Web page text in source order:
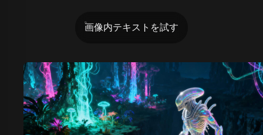
画像内テキストを試す